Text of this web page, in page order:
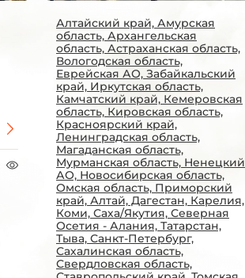
Алтайский край, Амурская
область, Архангельская
область, Астраханская область,
Вологодская область,
Еврейская АО, Забайкальский
край, Иркутская область,
Камчатский край, Кемеровская
область, Кировская область,
Красноярский край,
Ленинградская область,
Магаданская область,
Мурманская область, Ненецкий
АО, Новосибирская область,
Омская область, Приморский
край, Алтай, Дагестан, Карелия,
Коми, Саха/Якутия, Северная
Осетия - Алания, Татарстан,
Тыва, Санкт-Петербург,
Сахалинская область,
Свердловская область,